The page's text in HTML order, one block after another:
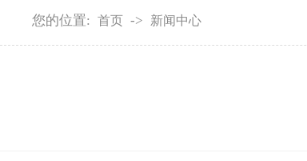
您的位置: 首页 -> 新闻中心